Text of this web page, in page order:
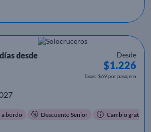
desde
Desde
$1.226
Tasas: $69 por pasajero
bordo Descuento Senior Cambio gratis